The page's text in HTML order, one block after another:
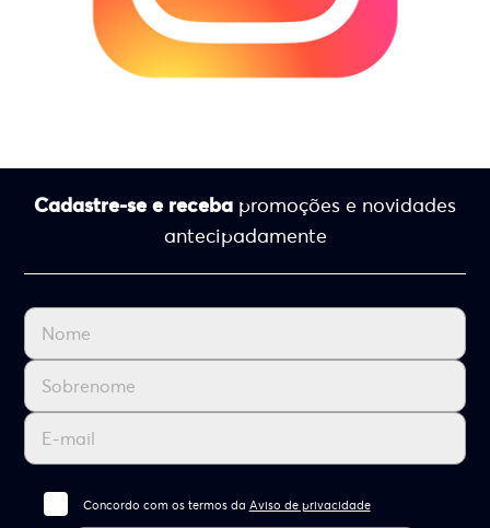
Cadastre-se e receba promoções e novidades
antecipadamente
Concordo com os termos da Aviso de privacidade